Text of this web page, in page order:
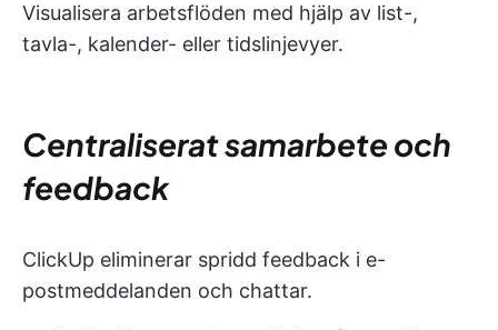
Visualisera arbetsflöden med hjälp av list-,
tavla-, kalender- eller tidslinjevyer.
Centraliserat samarbete och
feedback
ClickUp eliminerar spridd feedback i e-
postmeddelanden och chattar.